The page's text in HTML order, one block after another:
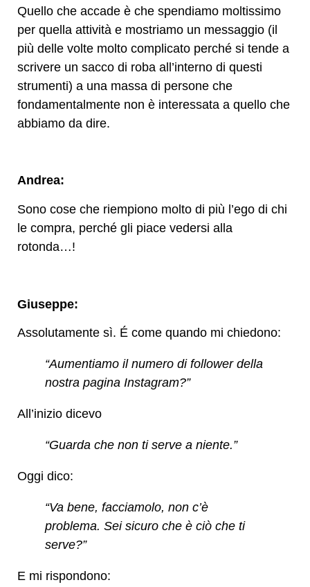
Quello che accade è che spendiamo moltissimo
per quella attività e mostriamo un messaggio (il
più delle volte molto complicato perché si tende a
scrivere un sacco di roba all’interno di questi
strumenti) a una massa di persone che
fondamentalmente non è interessata a quello che
abbiamo da dire.
Andrea:
Sono cose che riempiono molto di più l’ego di chi
le compra, perché gli piace vedersi alla
rotonda…!
Giuseppe:
Assolutamente sì. É come quando mi chiedono:
“Aumentiamo il numero di follower della
nostra pagina Instagram?”
All’inizio dicevo
“Guarda che non ti serve a niente.”
Oggi dico:
“Va bene, facciamolo, non c’è
problema. Sei sicuro che è ciò che ti
serve?”
E mi rispondono: